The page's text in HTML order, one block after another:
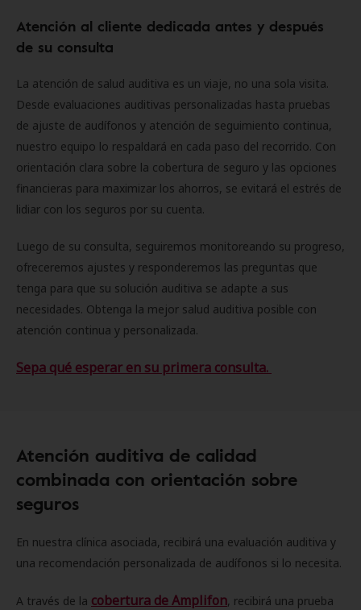
Atención al cliente dedicada antes y después
de su consulta
La atención de salud auditiva es un viaje, no una sola visita.
Desde evaluaciones auditivas personalizadas hasta pruebas
de ajuste de audífonos y atención de seguimiento continua,
nuestro equipo lo respaldará en cada paso del recorrido. Con
orientación clara sobre la cobertura de seguro y las opciones
financieras para maximizar los ahorros, se evitará el estrés de
lidiar con los seguros por su cuenta.
Luego de su consulta, seguiremos monitoreando su progreso,
ofreceremos ajustes y responderemos las preguntas que
tenga para que su solución auditiva se adapte a sus
necesidades. Obtenga la mejor salud auditiva posible con
atención continua y personalizada.
Sepa qué esperar en su primera consulta.
Atención auditiva de calidad
combinada con orientación sobre
seguros
En nuestra clínica asociada, recibirá una evaluación auditiva y
una recomendación personalizada de audífonos si lo necesita.
A través de la cobertura de Amplifon, recibirá una prueba